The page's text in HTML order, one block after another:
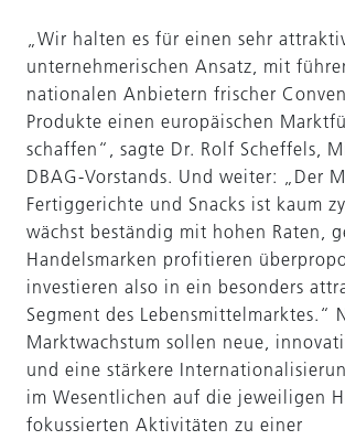
„Wir halten es für einen sehr
unternehmerischen Ansatz, mit
nationalen Anbietern frischer
Produkte einen europäischen
schaffen“, sagte Dr. Rolf Scheffels,
DBAG-Vorstands. Und weiter: „Der
Fertiggerichte und Snacks ist kaum
wächst beständig mit hohen Raten,
Handelsmarken profitieren
investieren also in ein besonders
Segment des Lebensmittelmarktes.“
Marktwachstum sollen neue,
und eine stärkere
im Wesentlichen auf die jeweiligen
fokussierten Aktivitäten zu einer